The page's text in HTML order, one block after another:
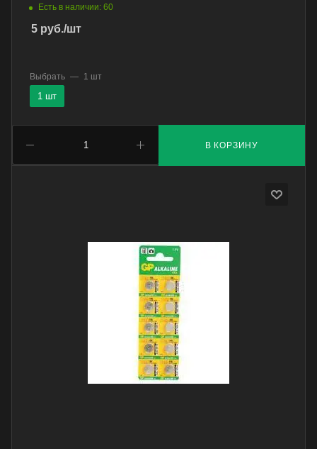
Есть в наличии: 60
5 руб./шт
В КОРЗИНУ
Выбрать — 1 шт
1 шт